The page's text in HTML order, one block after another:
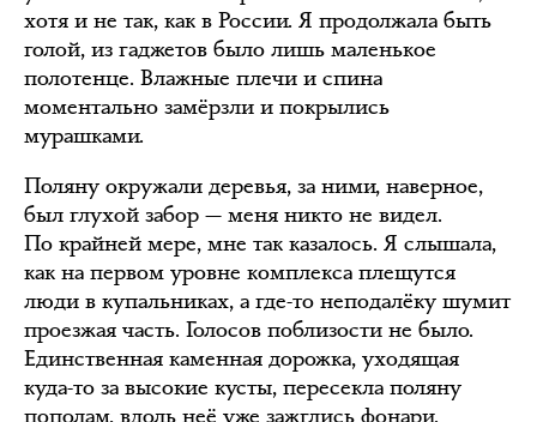
хотя и не так, как в России. Я продолжала быть
голой, из гаджетов было лишь маленькое
полотенце. Влажные плечи и спина
моментально замёрзли и покрылись
мурашками.
Поляну окружали деревья, за ними, наверное,
был глухой забор — меня никто не видел.
По крайней мере, мне так казалось. Я слышала,
как на первом уровне комплекса плещутся
люди в купальниках, а где-то неподалёку шумит
проезжая часть. Голосов поблизости не было.
Единственная каменная дорожка, уходящая
куда-то за высокие кусты, пересекла поляну
пополам, вдоль неё уже зажглись фонари.